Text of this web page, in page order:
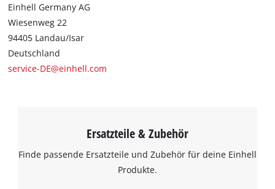
the site with their CMP to add this content
Einhell Germany AG
Wiesenweg 22
94405 Landau/Isar
Deutschland
service-DE@einhell.com
Ersatzteile & Zubehör
Finde passende Ersatzteile und Zubehör für deine Einhell
Produkte.